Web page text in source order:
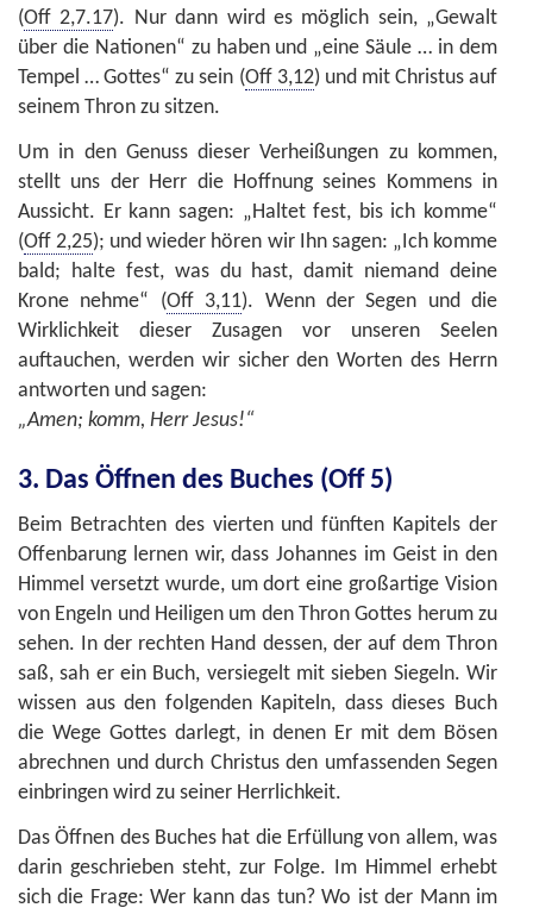
(Off 2,7.17). Nur dann wird es möglich sein, „Gewalt
über die Nationen“ zu haben und „eine Säule … in dem
Tempel … Gottes“ zu sein (Off 3,12) und mit Christus auf
seinem Thron zu sitzen.
Um in den Genuss dieser Verheißungen zu kommen,
stellt uns der Herr die Hoffnung seines Kommens in
Aussicht. Er kann sagen: „Haltet fest, bis ich komme“
(Off 2,25); und wieder hören wir Ihn sagen: „Ich komme
bald; halte fest, was du hast, damit niemand deine
Krone nehme“ (Off 3,11). Wenn der Segen und die
Wirklichkeit dieser Zusagen vor unseren Seelen
auftauchen, werden wir sicher den Worten des Herrn
antworten und sagen:
„Amen; komm, Herr Jesus!“
3. Das Öffnen des Buches (Off 5)
Beim Betrachten des vierten und fünften Kapitels der
Offenbarung lernen wir, dass Johannes im Geist in den
Himmel versetzt wurde, um dort eine großartige Vision
von Engeln und Heiligen um den Thron Gottes herum zu
sehen. In der rechten Hand dessen, der auf dem Thron
saß, sah er ein Buch, versiegelt mit sieben Siegeln. Wir
wissen aus den folgenden Kapiteln, dass dieses Buch
die Wege Gottes darlegt, in denen Er mit dem Bösen
abrechnen und durch Christus den umfassenden Segen
einbringen wird zu seiner Herrlichkeit.
Das Öffnen des Buches hat die Erfüllung von allem, was
darin geschrieben steht, zur Folge. Im Himmel erhebt
sich die Frage: Wer kann das tun? Wo ist der Mann im